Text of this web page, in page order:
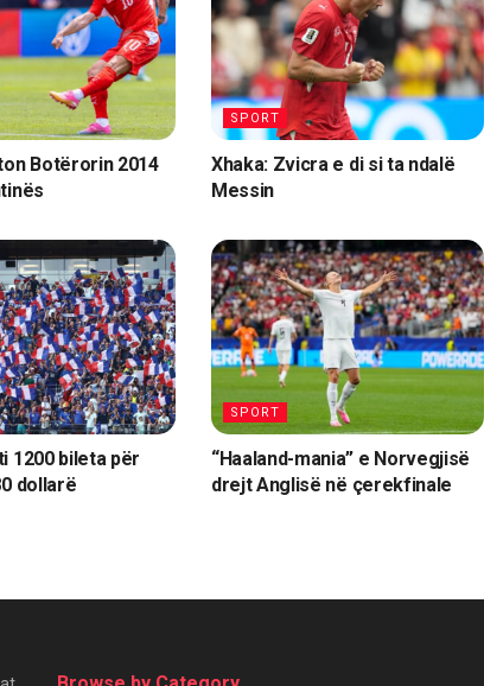
Botërorin 2014
SPORT
Xhaka: Zvicra e di si ta ndalë
Messin
1200 bileta për
dollarë
SPORT
“Haaland-mania” e Norvegjisë
drejt Anglisë në çerekfinale